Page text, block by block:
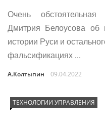
Очень
Дмитрия Белоусова об
истории Руси и
фальсификациях ...
А.Колтыпин 09.04.2022
ТЕХНОЛОГИИ УПРАВЛЕНИЯ